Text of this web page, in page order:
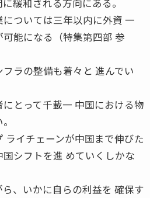
ついては三年以内に外資 一
能になる（特集第四部 参
ラの整備も着々と 進んでい
とって千載一 中国における物
ライチェーンが中国まで伸びた
シフトを進 めていくしかな
、いかに自らの利益を 確保す